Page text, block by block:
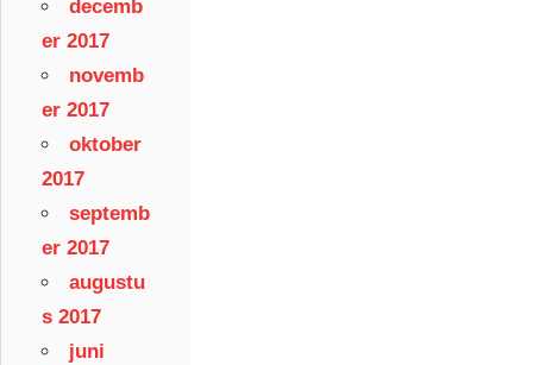
decemb
er 2017
novemb
er 2017
oktober
2017
septemb
er 2017
augustu
s 2017
juni